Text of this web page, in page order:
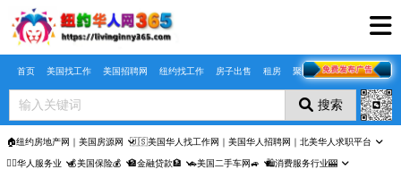
Skip to main content
首页 美国找工作 美国招聘网 纽约找工作 房子出售 租房 聚合页
搜索
🏠纽约房地产网｜美国房源网 🇺🇸美国华人找工作网｜美国华人招聘网｜北美华人求职平台
🤵‍♀️华人服务业 💰美国保险💰 🏦金融贷款🏦 🚗美国二手车网🚙 🛍️消费服务行业🎰